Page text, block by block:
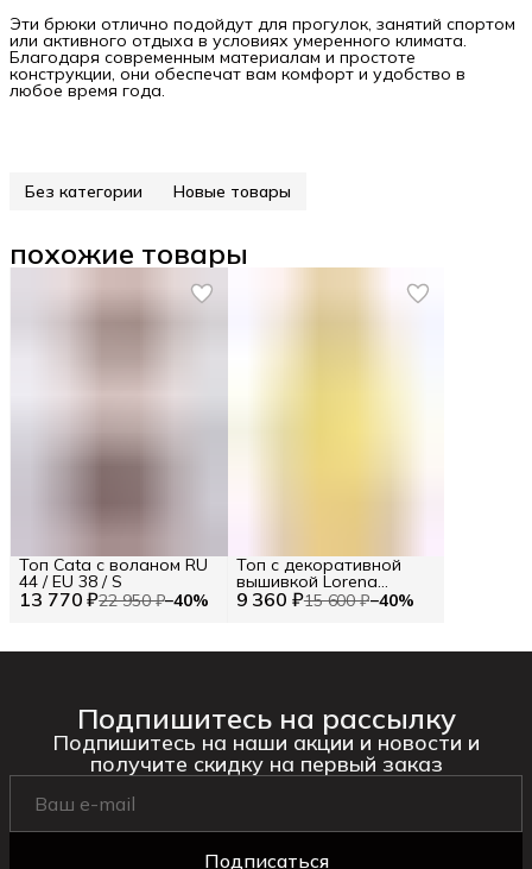
Эти брюки отлично подойдут для прогулок, занятий спортом
или активного отдыха в условиях умеренного климата.
Благодаря современным материалам и простоте
конструкции, они обеспечат вам комфорт и удобство в
любое время года.
Без категории Новые товары
похожие товары
13 770 ₽22 950 ₽−40%
Топ Cata с воланом RU
44 / EU 38 / S
9 360 ₽15 600 ₽−40%
Топ с декоративной
вышивкой Lorena
Benatti RU 44 / EU 38 / S
Подпишитесь на рассылку
Подпишитесь на наши акции и новости и
получите скидку на первый заказ
Подписаться